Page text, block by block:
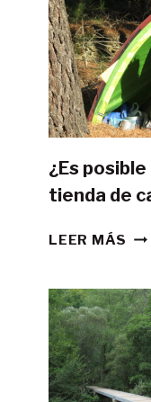
¿Es posible
tienda de
LEER MÁS ¿ES
LA
DE